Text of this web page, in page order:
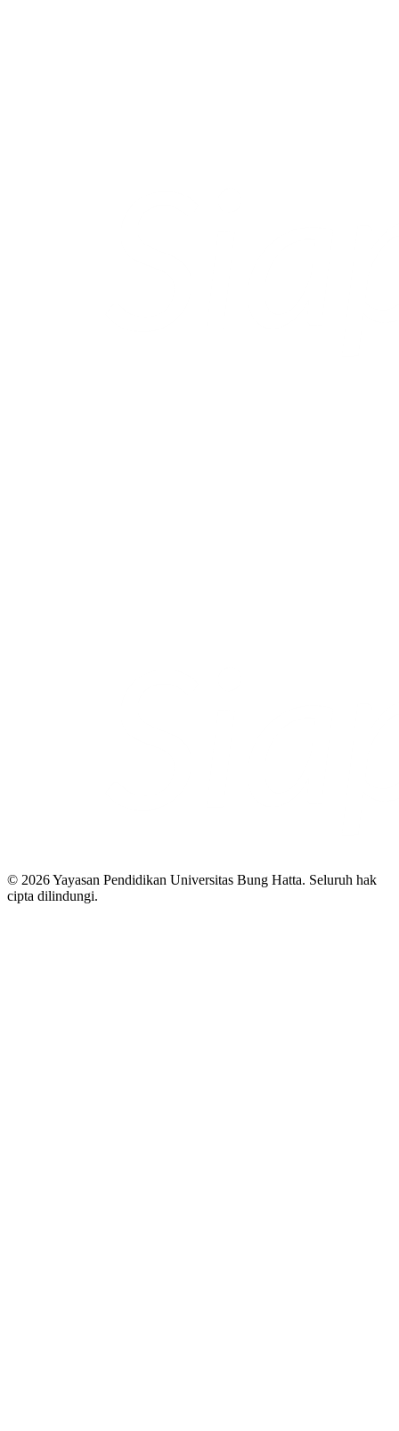
© 2026 Yayasan Pendidikan Universitas Bung Hatta. Seluruh hak
cipta dilindungi.